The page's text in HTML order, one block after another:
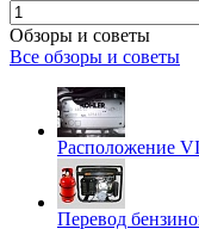
Обзоры и советы
Все обзоры и советы
Расположение
Перевод